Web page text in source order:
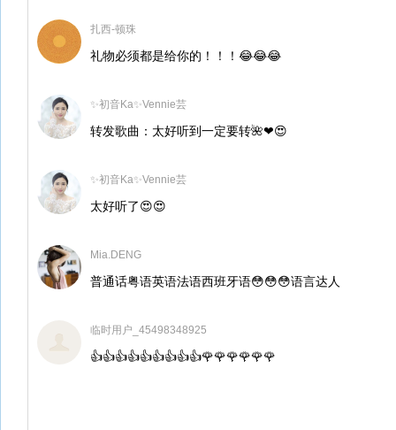
扎西-顿珠
礼物必须都是给你的！！！😂😂😂
✨初音Ka✨Vennie芸
转发歌曲：太好听到一定要转🌺❤😍
✨初音Ka✨Vennie芸
太好听了😍😍
Mia.DENG
普通话粤语英语法语西班牙语😳😳😳语言达人
临时用户_45498348925
👍👍👍👍👍👍👍👍👍🌹🌹🌹🌹🌹🌹